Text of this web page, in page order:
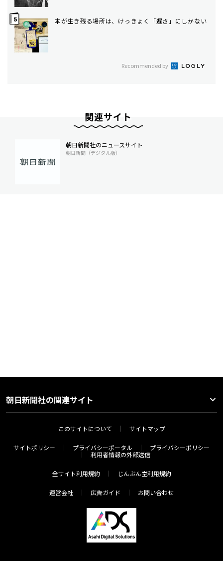
本が生き残る場所は、けっきょく「遅さ」にしかない
Recommended by
関連サイト
朝日新聞社のニュースサイト
朝日新聞（デジタル版）
朝日新聞社の関連サイト
このサイトについて サイトマップ
サイトポリシー プライバシーポータル
プライバシーポリシー
利用者情報の外部送信
全サイト利用規約 じんぶん堂利用規約
運営会社 広告ガイド お問い合わせ